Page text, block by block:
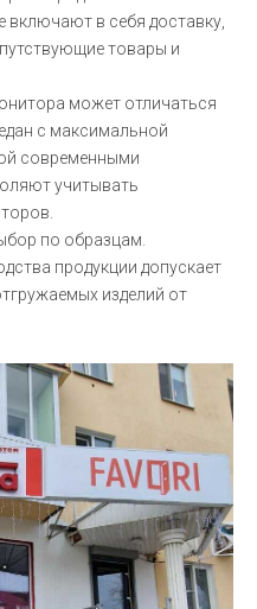
включают в себя доставку,
товары и
может отличаться
с максимальной
современными
учитывать
по образцам.
продукции допускает
изделий от